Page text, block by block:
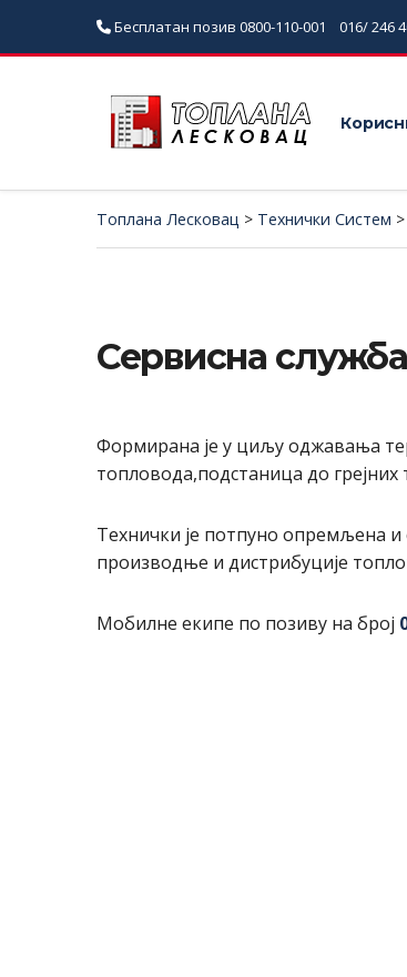
Бесплатан позив 0800-110-001 016/ 246
Топлана Лесковац > Технички Систем >
Сервисна служба
Формирана је у циљу оджавања
топловода,подстаница до
Технички је потпуно опремљена и
производње и дистрибуције
Мобилне екипе по позиву на број